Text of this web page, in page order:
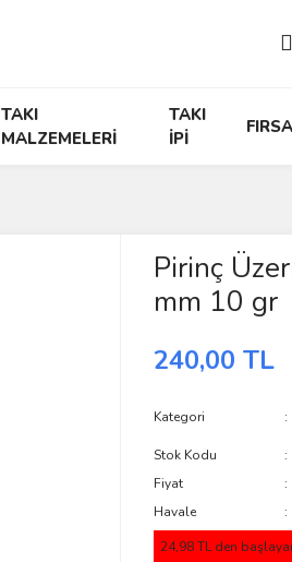
TAKI
MALZEMELERİ
TAKI
İPİ
Pirinç
mm 10 gr
240,00 TL
Kategori
Stok Kodu
Fiyat
Havale
24,98 TL den